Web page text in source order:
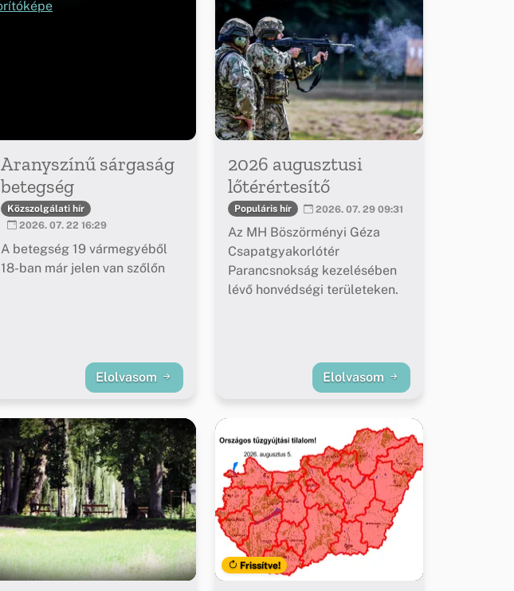
Aranyszínű sárgaság
betegség
Közszolgálati hír
2026. 07. 22 16:29
A betegség 19 vármegyéből
18-ban már jelen van szőlőn
Elolvasom
2026 augusztusi
lőtérértesítő
Populáris hír 2026. 07. 29 09:31
Az MH Böszörményi Géza
Csapatgyakorlótér
Parancsnokság kezelésében
lévő honvédségi területeken.
Elolvasom
Frissítve!